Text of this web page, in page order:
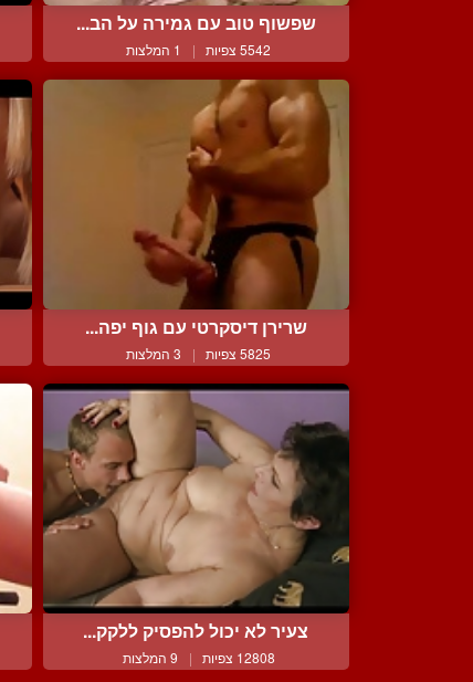
שפשוף טוב עם גמירה על הב...
5542 צפיות | 1 המלצות
שרירן דיסקרטי עם גוף יפה...
5825 צפיות | 3 המלצות
צעיר לא יכול להפסיק ללקק...
12808 צפיות | 9 המלצות